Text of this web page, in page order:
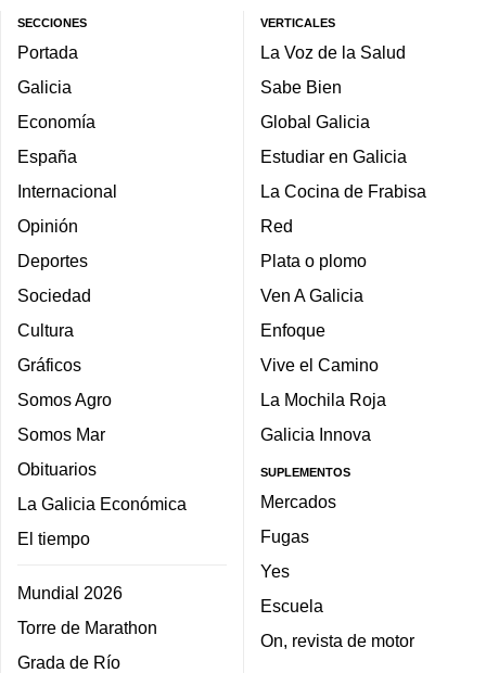
SECCIONES
Portada
Galicia
Economía
España
Internacional
Opinión
Deportes
Sociedad
Cultura
Gráficos
Somos Agro
Somos Mar
Obituarios
La Galicia Económica
El tiempo
Mundial 2026
Torre de Marathon
Grada de Río
VERTICALES
La Voz de la Salud
Sabe Bien
Global Galicia
Estudiar en Galicia
La Cocina de Frabisa
Red
Plata o plomo
Ven A Galicia
Enfoque
Vive el Camino
La Mochila Roja
Galicia Innova
SUPLEMENTOS
Mercados
Fugas
Yes
Escuela
On, revista de motor